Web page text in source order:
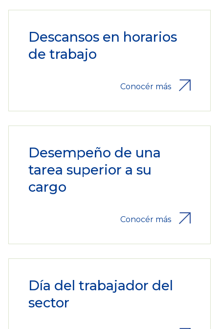
Descansos en horarios
de trabajo
Conocér más
Desempeño de una
tarea superior a su
cargo
Conocér más
Día del trabajador del
sector